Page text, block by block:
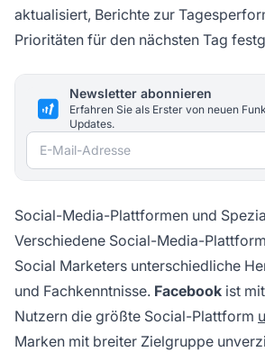
aktualisiert, Berichte zur
Prioritäten für den nächsten Tag
Newsletter abonnieren
Erfahren Sie als Erster von neuen
Updates.
E-Mail-Adresse
Social-Media-Plattformen und
Verschiedene Social-Media-
Social Marketers unterschiedliche
und Fachkenntnisse. Facebook ist
Nutzern die größte Social-Plattform
Marken mit breiter Zielgruppe